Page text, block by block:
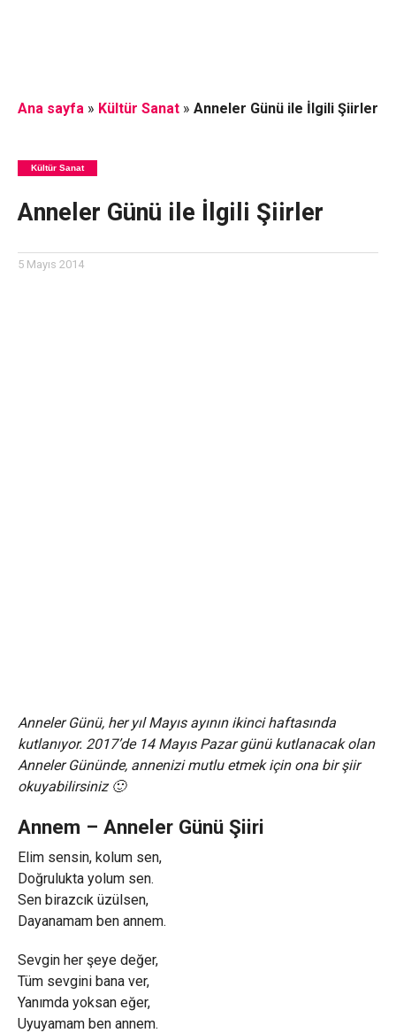
Ana sayfa» Kültür Sanat» Anneler Günü ile İlgili Şiirler
Kültür Sanat
Anneler Günü ile İlgili Şiirler
5 Mayıs 2014
Anneler Günü, her yıl Mayıs ayının ikinci haftasında
kutlanıyor. 2017’de 14 Mayıs Pazar günü kutlanacak olan
Anneler Gününde, annenizi mutlu etmek için ona bir şiir
okuyabilirsiniz 🙂
Annem – Anneler Günü Şiiri
Elim sensin, kolum sen,
Doğrulukta yolum sen.
Sen birazcık üzülsen,
Dayanamam ben annem.
Sevgin her şeye değer,
Tüm sevgini bana ver,
Yanımda yoksan eğer,
Uyuyamam ben annem.